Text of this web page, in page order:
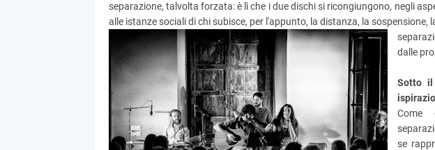
separazione, talvolta forzata: è lì che i due dischi si ricongiungono, negli
alle istanze sociali di chi subisce, per l'appunto, la distanza, la sospensione,
dalle
Sotto
Come
se